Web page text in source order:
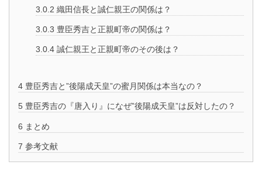
3.0.2 織田信長と誠仁親王の関係は？
3.0.3 豊臣秀吉と正親町帝の関係は？
3.0.4 誠仁親王と正親町帝のその後は？
4 豊臣秀吉と”後陽成天皇”の蜜月関係は本当なの？
5 豊臣秀吉の『唐入り』になぜ”後陽成天皇”は反対したの？
6 まとめ
7 参考文献